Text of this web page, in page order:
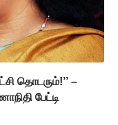
தொடரும்!’’ –
பேட்டி